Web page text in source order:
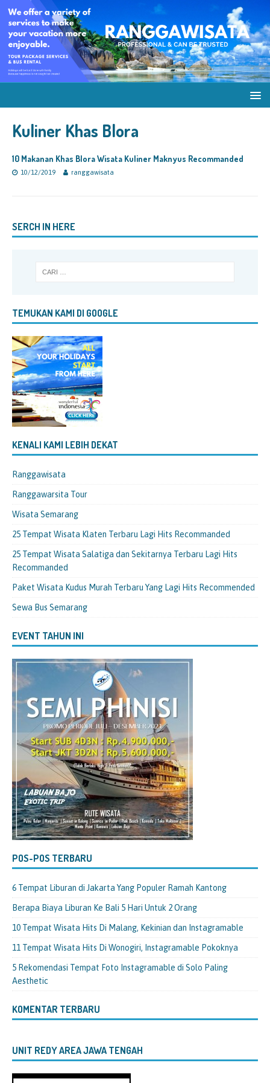
Kuliner Khas Blora
10 Makanan Khas Blora Wisata Kuliner Maknyus Recommanded
10/12/2019 ranggawisata
SERCH IN HERE
TEMUKAN KAMI DI GOOGLE
KENALI KAMI LEBIH DEKAT
Ranggawisata
Ranggawarsita Tour
Wisata Semarang
25 Tempat Wisata Klaten Terbaru Lagi Hits Recommanded
25 Tempat Wisata Salatiga dan Sekitarnya Terbaru Lagi Hits
Recommanded
Paket Wisata Kudus Murah Terbaru Yang Lagi Hits Recommended
Sewa Bus Semarang
EVENT TAHUN INI
POS-POS TERBARU
6 Tempat Liburan di Jakarta Yang Populer Ramah Kantong
Berapa Biaya Liburan Ke Bali 5 Hari Untuk 2 Orang
10 Tempat Wisata Hits Di Malang, Kekinian dan Instagramable
11 Tempat Wisata Hits Di Wonogiri, Instagramable Pokoknya
5 Rekomendasi Tempat Foto Instagramable di Solo Paling
Aesthetic
KOMENTAR TERBARU
UNIT REDY AREA JAWA TENGAH